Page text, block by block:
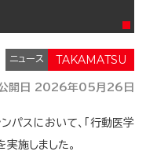
ニュース
開日 2026年05月26日
パスにおいて、「行動医学
実施しました。